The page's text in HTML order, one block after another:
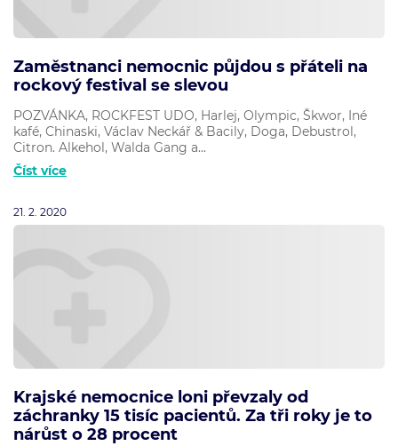
Zaměstnanci nemocnic půjdou s přáteli na
rockový festival se slevou
POZVÁNKA, ROCKFEST UDO, Harlej, Olympic, Škwor, Iné
kafé, Chinaski, Václav Neckář & Bacily, Doga, Debustrol,
Citron. Alkehol, Walda Gang a...
Číst více
21. 2. 2020
Krajské nemocnice loni převzaly od
záchranky 15 tisíc pacientů. Za tři roky je to
nárůst o 28 procent